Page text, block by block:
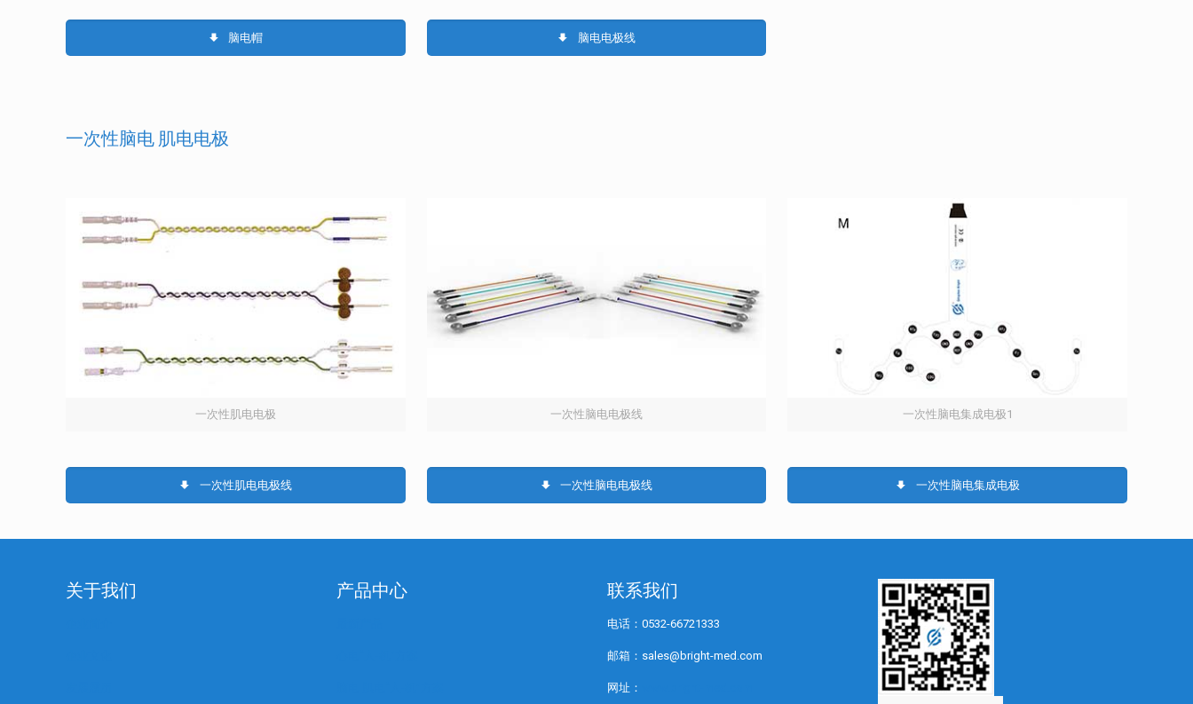
脑电帽 脑电电极线
一次性脑电 肌电电极
一次性肌电电极 一次性脑电电极线 一次性脑电集成电极1
一次性肌电电极线 一次性脑电电极线 一次性脑电集成电极
关于我们 产品中心 联系我们
电话：0532-66721333
邮箱：sales@bright-med.com
网址：